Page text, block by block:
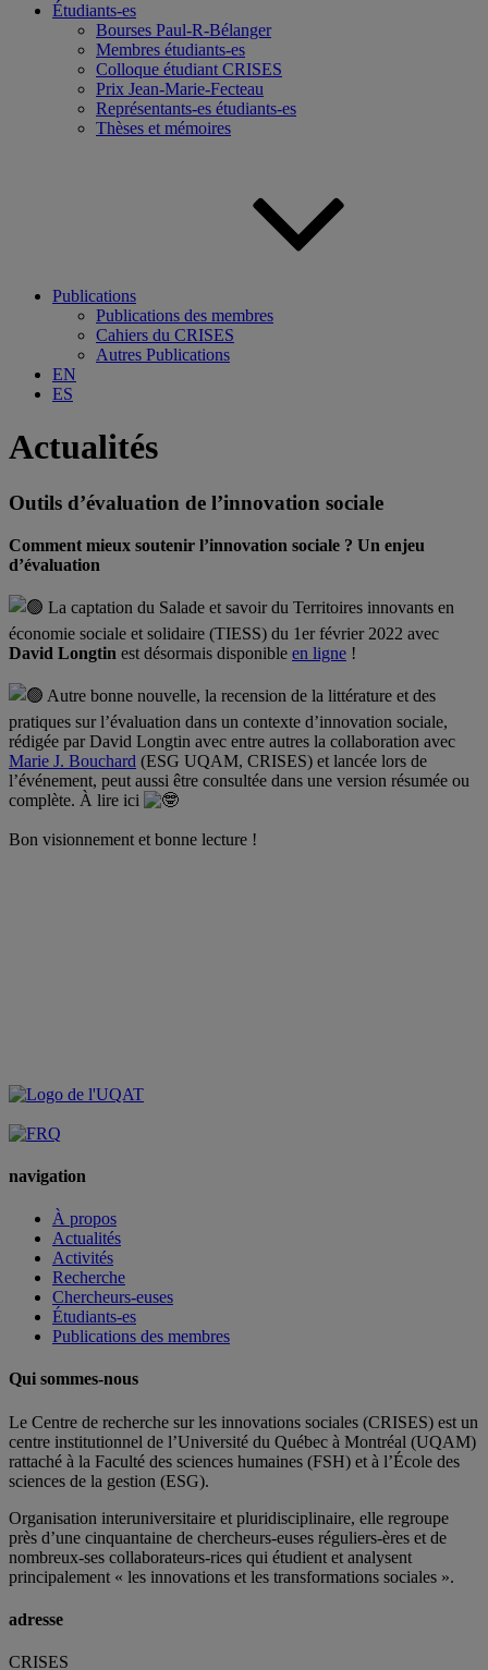
Étudiants-es
Bourses Paul-R-Bélanger
Membres étudiants-es
Colloque étudiant CRISES
Prix Jean-Marie-Fecteau
Représentants-es étudiants-es
Thèses et mémoires
Publications
Publications des membres
Cahiers du CRISES
Autres Publications
EN
ES
Actualités
Outils d’évaluation de l’innovation sociale
Comment mieux soutenir l’innovation sociale ? Un enjeu
d’évaluation
La captation du Salade et savoir du Territoires innovants en
économie sociale et solidaire (TIESS) du 1er février 2022 avec
David Longtin est désormais disponible en ligne !
Autre bonne nouvelle, la recension de la littérature et des
pratiques sur l’évaluation dans un contexte d’innovation sociale,
rédigée par David Longtin avec entre autres la collaboration avec
Marie J. Bouchard (ESG UQAM, CRISES) et lancée lors de
l’événement, peut aussi être consultée dans une version résumée ou
complète. À lire ici
Bon visionnement et bonne lecture !
navigation
À propos
Actualités
Activités
Recherche
Chercheurs-euses
Étudiants-es
Publications des membres
Qui sommes-nous
Le Centre de recherche sur les innovations sociales (CRISES) est un
centre institutionnel de l’Université du Québec à Montréal (UQAM)
rattaché à la Faculté des sciences humaines (FSH) et à l’École des
sciences de la gestion (ESG).
Organisation interuniversitaire et pluridisciplinaire, elle regroupe
près d’une cinquantaine de chercheurs-euses réguliers-ères et de
nombreux-ses collaborateurs-rices qui étudient et analysent
principalement « les innovations et les transformations sociales ».
adresse
CRISES